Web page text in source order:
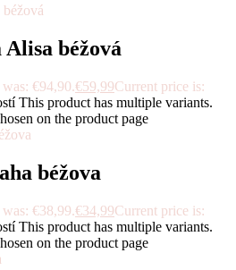
béžová
€94,90.€59,99Current price is:
This product has multiple variants.
on the product page
béžova
€38,99.€34,99Current price is:
This product has multiple variants.
on the product page